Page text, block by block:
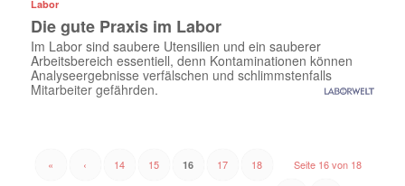
Labor
Die gute Praxis im Labor
Im Labor sind saubere Utensilien und ein sauberer
Arbeitsbereich essentiell, denn Kontaminationen können
Analyseergebnisse verfälschen und schlimmstenfalls
Mitarbeiter gefährden.
Seite 16 von 18
« ‹ 14 15 16 17 18